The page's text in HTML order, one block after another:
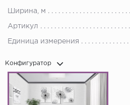
Ширина, м
Артикул
Единица измерения
Конфигуратор